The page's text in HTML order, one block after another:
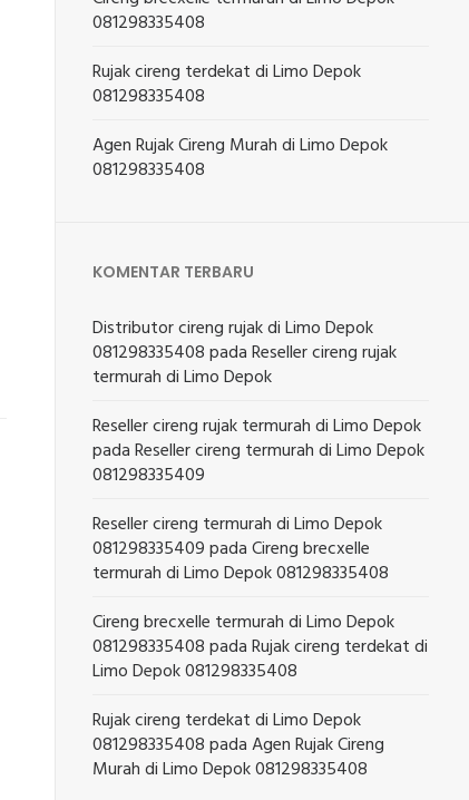
081298335408
Rujak cireng terdekat di Limo Depok
081298335408
Agen Rujak Cireng Murah di Limo Depok
081298335408
KOMENTAR TERBARU
Distributor cireng rujak di Limo Depok
081298335408padaReseller cireng rujak
termurah di Limo Depok
Reseller cireng rujak termurah di Limo Depok
padaReseller cireng termurah di Limo Depok
081298335409
Reseller cireng termurah di Limo Depok
081298335409padaCireng brecxelle
termurah di Limo Depok 081298335408
Cireng brecxelle termurah di Limo Depok
081298335408padaRujak cireng terdekat di
Limo Depok 081298335408
Rujak cireng terdekat di Limo Depok
081298335408padaAgen Rujak Cireng
Murah di Limo Depok 081298335408